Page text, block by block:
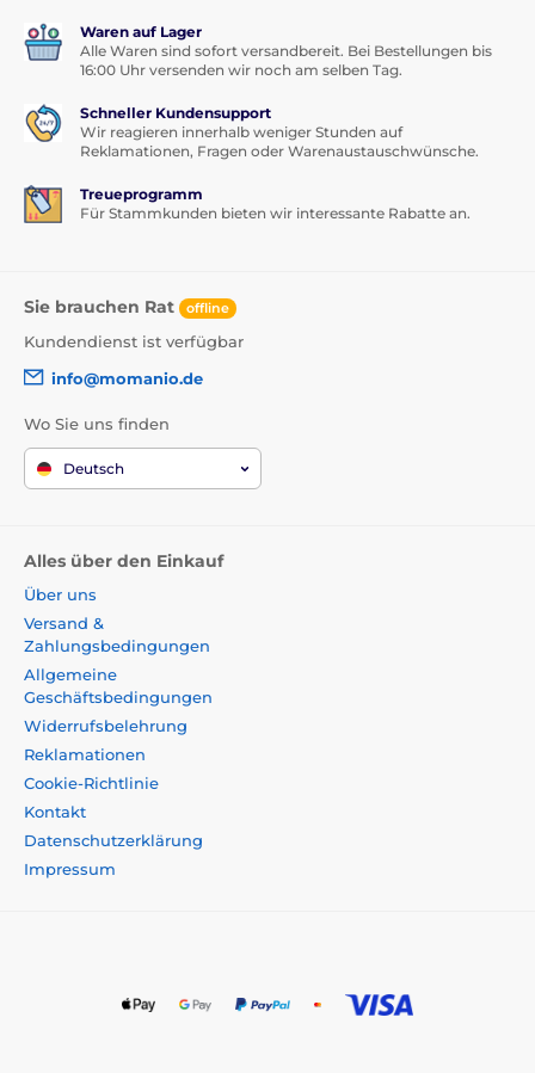
Waren auf Lager
Alle Waren sind sofort versandbereit. Bei Bestellungen bis
16:00 Uhr versenden wir noch am selben Tag.
Schneller Kundensupport
Wir reagieren innerhalb weniger Stunden auf
Reklamationen, Fragen oder Warenaustauschwünsche.
Treueprogramm
Für Stammkunden bieten wir interessante Rabatte an.
Sie brauchen Rat offline
Kundendienst ist verfügbar
info@momanio.de
Wo Sie uns finden
Deutsch
Alles über den Einkauf
Über uns
Versand &
Zahlungsbedingungen
Allgemeine
Geschäftsbedingungen
Widerrufsbelehrung
Reklamationen
Cookie-Richtlinie
Kontakt
Datenschutzerklärung
Impressum